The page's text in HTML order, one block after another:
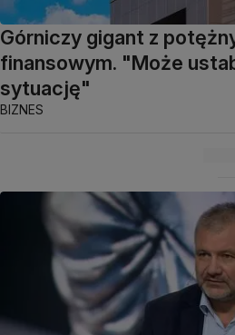
Górniczy gigant z
finansowym. "Może
sytuację"
BIZNES